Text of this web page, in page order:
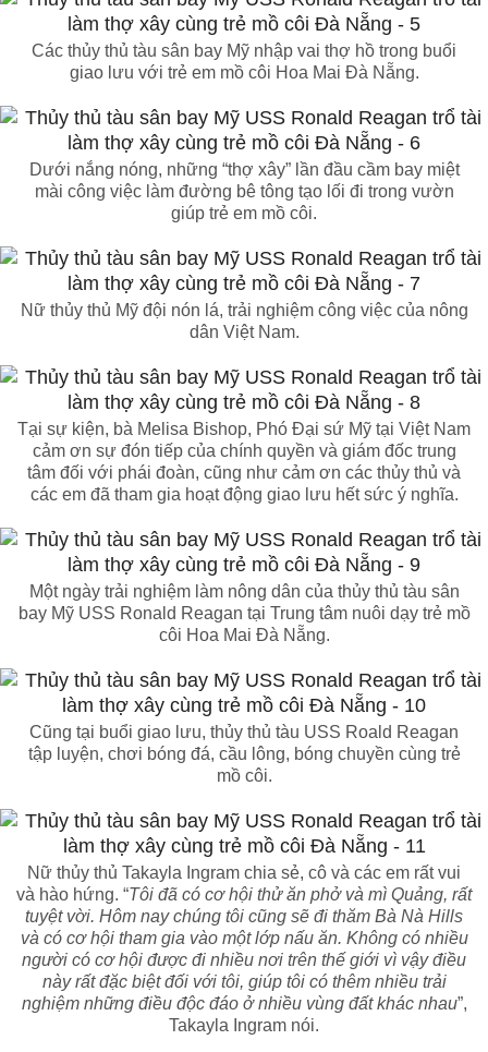
Các thủy thủ tàu sân bay Mỹ nhập vai thợ hồ trong buổi
giao lưu với trẻ em mồ côi Hoa Mai Đà Nẵng.
Dưới nắng nóng, những “thợ xây” lần đầu cầm bay miệt
mài công việc làm đường bê tông tạo lối đi trong vườn
giúp trẻ em mồ côi.
Nữ thủy thủ Mỹ đội nón lá, trải nghiệm công việc của nông
dân Việt Nam.
Tại sự kiện, bà Melisa Bishop, Phó Đại sứ Mỹ tại Việt Nam
cảm ơn sự đón tiếp của chính quyền và giám đốc trung
tâm đối với phái đoàn, cũng như cảm ơn các thủy thủ và
các em đã tham gia hoạt động giao lưu hết sức ý nghĩa.
Một ngày trải nghiệm làm nông dân của thủy thủ tàu sân
bay Mỹ USS Ronald Reagan tại Trung tâm nuôi dạy trẻ mồ
côi Hoa Mai Đà Nẵng.
Cũng tại buổi giao lưu, thủy thủ tàu USS Roald Reagan
tập luyện, chơi bóng đá, cầu lông, bóng chuyền cùng trẻ
mồ côi.
Nữ thủy thủ Takayla Ingram chia sẻ, cô và các em rất vui
và hào hứng. “Tôi đã có cơ hội thử ăn phở và mì Quảng, rất
tuyệt vời. Hôm nay chúng tôi cũng sẽ đi thăm Bà Nà Hills
và có cơ hội tham gia vào một lớp nấu ăn. Không có nhiều
người có cơ hội được đi nhiều nơi trên thế giới vì vậy điều
này rất đặc biệt đối với tôi, giúp tôi có thêm nhiều trải
nghiệm những điều độc đáo ở nhiều vùng đất khác nhau”,
Takayla Ingram nói.